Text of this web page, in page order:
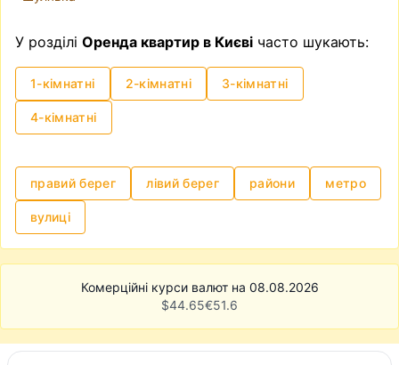
У розділі Оренда квартир в Києві часто шукають:
1-кімнатні 2-кімнатні 3-кімнатні
4-кімнатні
правий берег лівий берег райони метро
вулиці
Комерційні курси валют на 08.08.2026
$44.65€51.6